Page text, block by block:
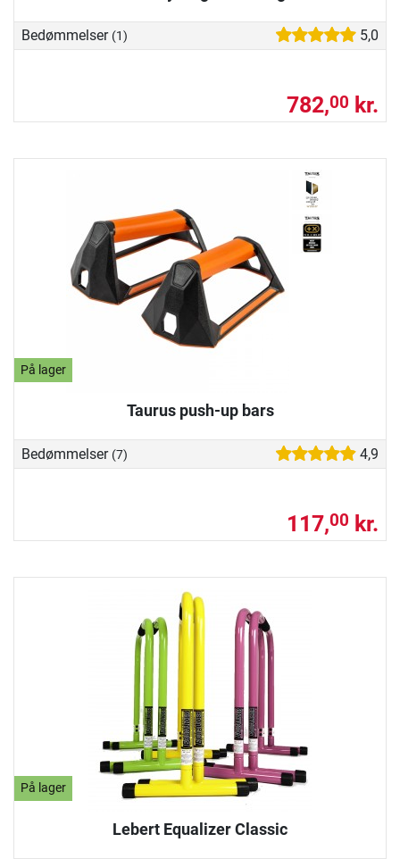
Bedømmelser (1) 5,0
782,00 kr.
På lager
Taurus push-up bars
Bedømmelser (7) 4,9
117,00 kr.
På lager
Lebert Equalizer Classic